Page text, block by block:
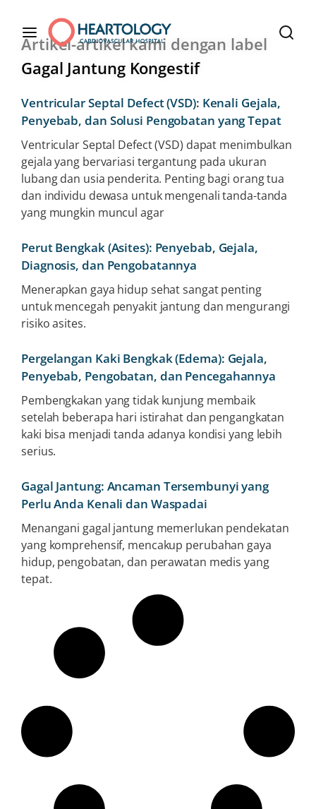
Artikel-artikel kami dengan label
Gagal Jantung Kongestif
Ventricular Septal Defect (VSD): Kenali Gejala,
Penyebab, dan Solusi Pengobatan yang Tepat
Ventricular Septal Defect (VSD) dapat menimbulkan
gejala yang bervariasi tergantung pada ukuran
lubang dan usia penderita. Penting bagi orang tua
dan individu dewasa untuk mengenali tanda-tanda
yang mungkin muncul agar
Perut Bengkak (Asites): Penyebab, Gejala,
Diagnosis, dan Pengobatannya
Menerapkan gaya hidup sehat sangat penting
untuk mencegah penyakit jantung dan mengurangi
risiko asites.
Pergelangan Kaki Bengkak (Edema): Gejala,
Penyebab, Pengobatan, dan Pencegahannya
Pembengkakan yang tidak kunjung membaik
setelah beberapa hari istirahat dan pengangkatan
kaki bisa menjadi tanda adanya kondisi yang lebih
serius.
Gagal Jantung: Ancaman Tersembunyi yang
Perlu Anda Kenali dan Waspadai
Menangani gagal jantung memerlukan pendekatan
yang komprehensif, mencakup perubahan gaya
hidup, pengobatan, dan perawatan medis yang
tepat.